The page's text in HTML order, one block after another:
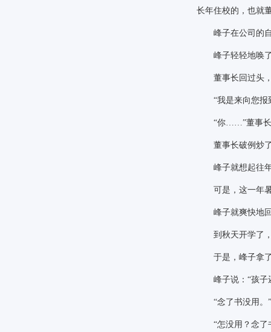
长年住校的，也就
峰子在公司的自
峰子轻轻地唤
董事长回过头，
“我是来向您
“你……”董事长
董事长破例炒了
峰子就想起往年
可是，这一年暑
峰子就爽快地
到秋天开学了，
于是，峰子拿了
峰子说： “孩子
“念了书没用。”
“怎没用？念了